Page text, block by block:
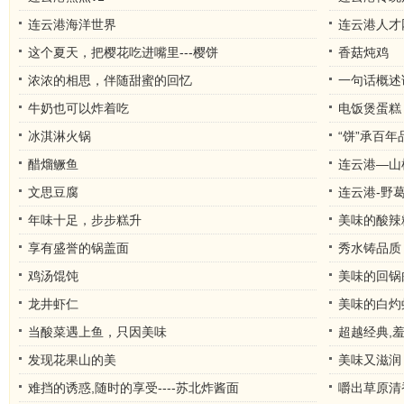
连云港海洋世界
连云港人才
这个夏天，把樱花吃进嘴里---樱饼
香菇炖鸡
浓浓的相思，伴随甜蜜的回忆
一句话概
牛奶也可以炸着吃
电饭煲蛋糕
冰淇淋火锅
“饼”承百年
醋熘鳜鱼
连云港—山
文思豆腐
连云港-野
年味十足，步步糕升
美味的酸辣
享有盛誉的锅盖面
秀水铸品
鸡汤馄饨
美味的回锅
龙井虾仁
美味的白灼
当酸菜遇上鱼，只因美味
超越经典,
发现花果山的美
美味又滋
难挡的诱惑,随时的享受----苏北炸酱面
嚼出草原